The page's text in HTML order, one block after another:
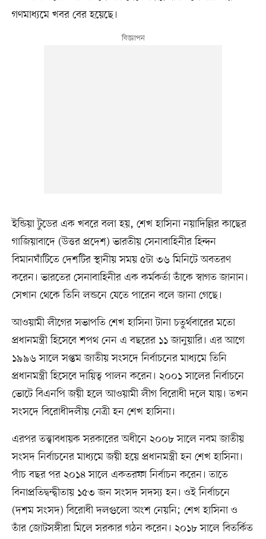
গণমাধ্যমে খবর বের হয়েছে।
ইন্ডিয়া টুডের এক খবরে বলা হয়, শেখ হাসিনা নয়াদিল্লির কাছের
গাজিয়াবাদে (উত্তর প্রদেশ) ভারতীয় সেনাবাহিনীর হিন্দন
বিমানঘাঁটিতে দেশটির স্থানীয় সময় ৫টা ৩৬ মিনিটে অবতরণ
করেন। ভারতের সেনাবাহিনীর এক কর্মকর্তা তাঁকে স্বাগত জানান।
সেখান থেকে তিনি লন্ডনে যেতে পারেন বলে জানা গেছে।
আওয়ামী লীগের সভাপতি শেখ হাসিনা টানা চতুর্থবারের মতো
প্রধানমন্ত্রী হিসেবে শপথ নেন এ বছরের ১১ জানুয়ারি। এর আগে
১৯৯৬ সালে সপ্তম জাতীয় সংসদে নির্বাচনের মাধ্যমে তিনি
প্রধানমন্ত্রী হিসেবে দায়িত্ব পালন করেন। ২০০১ সালের নির্বাচনে
ভোটে বিএনপি জয়ী হলে আওয়ামী লীগ বিরোধী দলে যায়। তখন
সংসদে বিরোধীদলীয় নেত্রী হন শেখ হাসিনা।
এরপর তত্ত্বাবধায়ক সরকারের অধীনে ২০০৮ সালে নবম জাতীয়
সংসদ নির্বাচনের মাধ্যমে জয়ী হয়ে প্রধানমন্ত্রী হন শেখ হাসিনা।
পাঁচ বছর পর ২০১৪ সালে একতরফা নির্বাচন করেন। তাতে
বিনাপ্রতিদ্বন্দ্বীতায় ১৫৩ জন সংসদ সদস্য হন। ওই নির্বাচনে
(দশম সংসদ) বিরোধী দলগুলো অংশ নেয়নি; শেখ হাসিনা ও
তাঁর জোটসঙ্গীরা মিলে সরকার গঠন করেন। ২০১৮ সালে বিতর্কিত